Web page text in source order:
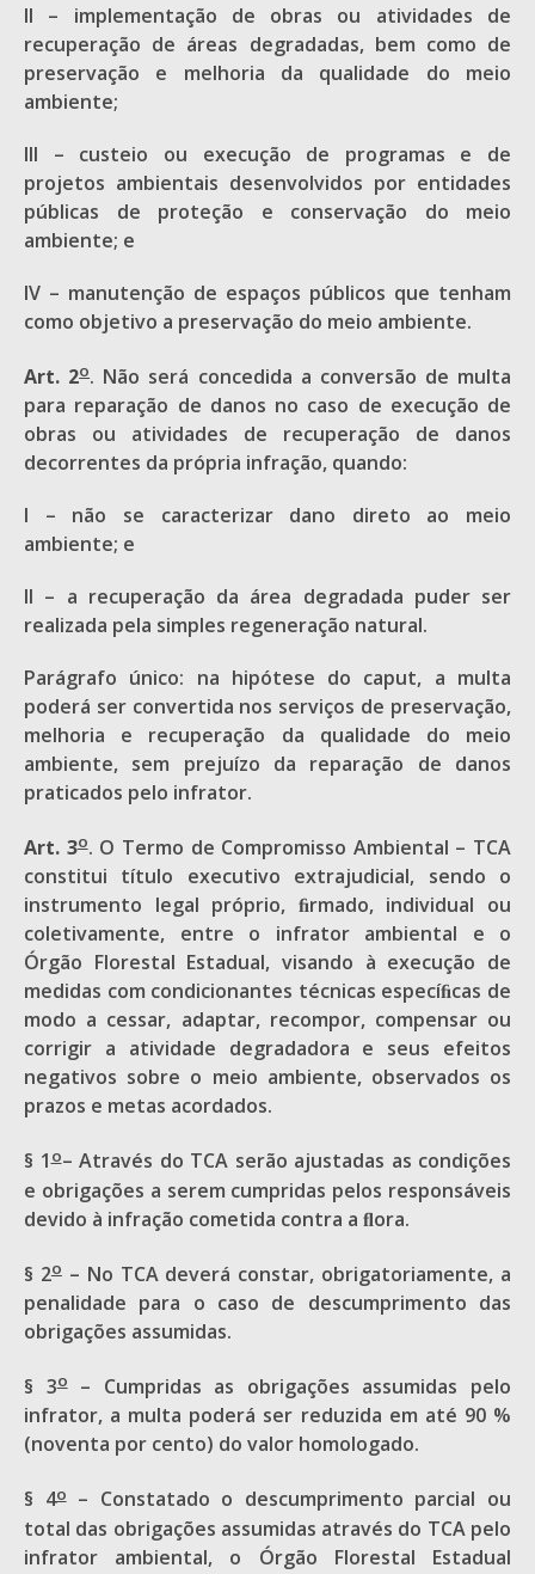
II – implementação de obras ou atividades de
recuperação de áreas degradadas, bem como de
preservação e melhoria da qualidade do meio
ambiente;
III – custeio ou execução de programas e de
projetos ambientais desenvolvidos por entidades
públicas de proteção e conservação do meio
ambiente; e
IV – manutenção de espaços públicos que tenham
como objetivo a preservação do meio ambiente.
Art. 2o. Não será concedida a conversão de multa
para reparação de danos no caso de execução de
obras ou atividades de recuperação de danos
decorrentes da própria infração, quando:
I – não se caracterizar dano direto ao meio
ambiente; e
II – a recuperação da área degradada puder ser
realizada pela simples regeneração natural.
Parágrafo único: na hipótese do caput, a multa
poderá ser convertida nos serviços de preservação,
melhoria e recuperação da qualidade do meio
ambiente, sem prejuízo da reparação de danos
praticados pelo infrator.
Art. 3o. O Termo de Compromisso Ambiental – TCA
constitui título executivo extrajudicial, sendo o
instrumento legal próprio, ﬁrmado, individual ou
coletivamente, entre o infrator ambiental e o
Órgão Florestal Estadual, visando à execução de
medidas com condicionantes técnicas especíﬁcas de
modo a cessar, adaptar, recompor, compensar ou
corrigir a atividade degradadora e seus efeitos
negativos sobre o meio ambiente, observados os
prazos e metas acordados.
§ 1o– Através do TCA serão ajustadas as condições
e obrigações a serem cumpridas pelos responsáveis
devido à infração cometida contra a ﬂora.
§ 2o– No TCA deverá constar, obrigatoriamente, a
penalidade para o caso de descumprimento das
obrigações assumidas.
§ 3o– Cumpridas as obrigações assumidas pelo
infrator, a multa poderá ser reduzida em até 90 %
(noventa por cento) do valor homologado.
§ 4o– Constatado o descumprimento parcial ou
total das obrigações assumidas através do TCA pelo
infrator ambiental, o Órgão Florestal Estadual